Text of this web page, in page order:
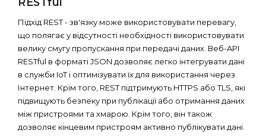
Підхід REST - зв'язку може використовувати перевагу,
що полягає у відсутності необхідності використовувати
велику смугу пропускання при передачі даних. Веб-API
RESTful в форматі JSON дозволяє легко інтегрувати дані
в служби IoT і оптимізувати їх для використання через
Інтернет. Крім того, REST підтримують HTTPS або TLS, які
підвищують безпеку при публікації або отримання даних
між пристроями та хмарою. Крім того, він також
дозволяє кінцевим пристроям активно публікувати дані.